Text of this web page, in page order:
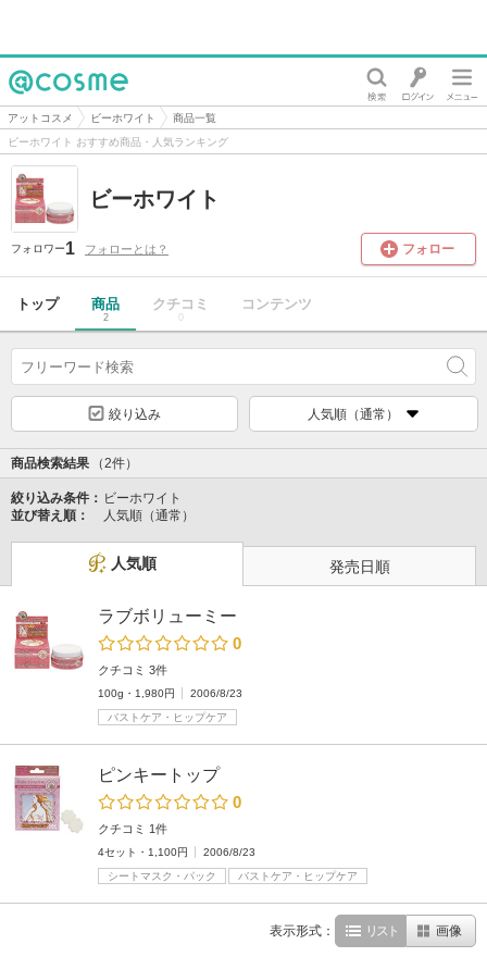
@cosme
アットコスメ ビーホワイト
商品一覧
ビーホワイト おすすめ商品・人気ランキング
ビーホワイト
フォロワー1 フォローとは？ フォロー
トップ 商品
2
クチコミ
0
コンテンツ
絞り込み 人気順（通常）
商品検索結果 （2件）
絞り込み条件： ビーホワイト
並び替え順：
人気順（通常）
人気順 発売日順
ラブボリューミー
0
クチコミ 3件
100g・1,980円
2006/8/23
バストケア・ヒップケア
ピンキートップ
0
クチコミ 1件
4セット・1,100円
2006/8/23
シートマスク・パック
バストケア・ヒップケア
表示形式： リスト 画像